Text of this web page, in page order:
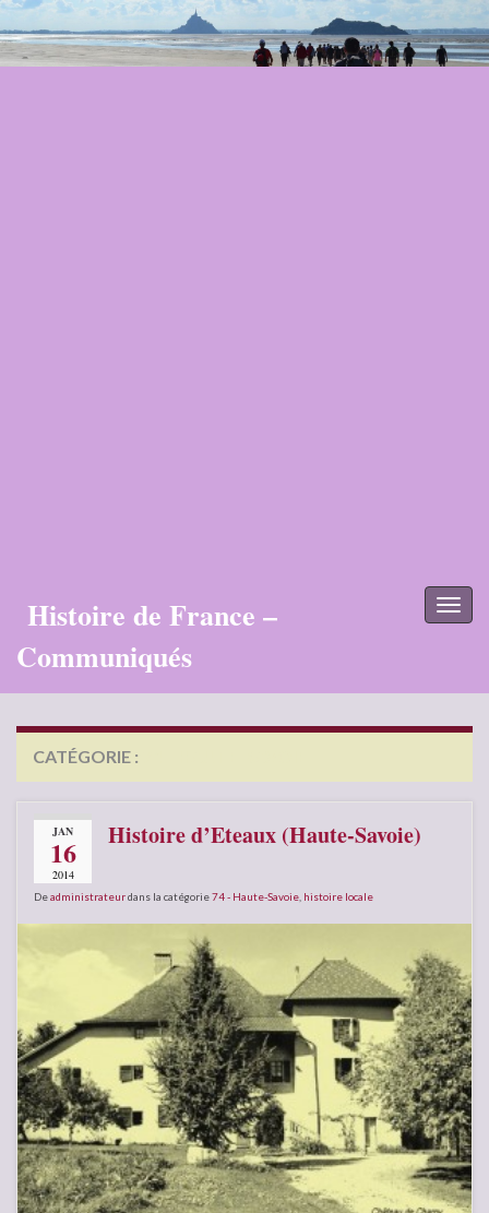
Histoire de France –
Communiqués
CATÉGORIE :
JAN
16
2014
Histoire d’Eteaux (Haute-Savoie)
Deadministrateurdans la catégorie74 - Haute-Savoie histoire locale